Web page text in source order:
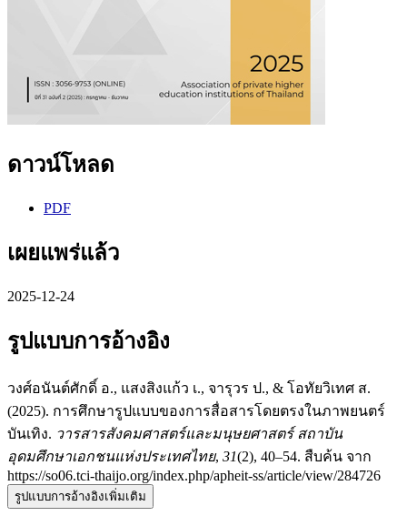
ดาวน์โหลด
PDF
เผยแพร่แล้ว
2025-12-24
รูปแบบการอ้างอิง
วงศ์อนันต์ศักดิ์ อ., แสงสิงแก้ว เ., จารุวร ป., & โอทัยวิเทศ ส.
(2025). การศึกษารูปแบบของการสื่อสารโดยตรงในภาพยนตร์
บันเทิง. วารสารสังคมศาสตร์และมนุษยศาสตร์ สถาบัน
อุดมศึกษาเอกชนแห่งประเทศไทย, 31(2), 40–54. สืบค้น จาก
https://so06.tci-thaijo.org/index.php/apheit-ss/article/view/284726
รูปแบบการอ้างอิงเพิ่มเติม